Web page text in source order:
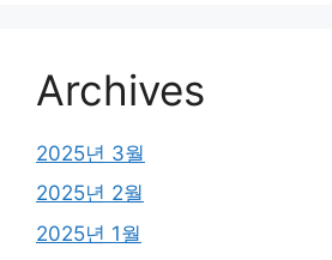
Archives
2025년 3월
2025년 2월
2025년 1월